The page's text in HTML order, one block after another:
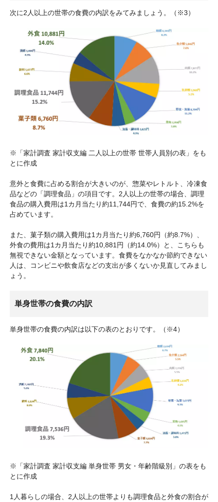
次に2人以上の世帯の食費の内訳をみてみましょう。（※3）
※「家計調査 家計収支編 二人以上の世帯 世帯人員別の表」をも
とに作成
意外と食費に占める割合が大きいのが、惣菜やレトルト、冷凍食
品などの「調理食品」の項目です。2人以上の世帯の場合、調理
食品の購入費用は1カ月当たり約11,744円で、食費の約15.2%を
占めています。
また、菓子類の購入費用は1カ月当たり約6,760円（約8.7%）、
外食の費用は1カ月当たり約10,881円（約14.0%）と、こちらも
無視できない金額となっています。食費をなかなか節約できない
人は、コンビニや飲食店などの支出が多くないか見直してみまし
ょう。
単身世帯の食費の内訳
単身世帯の食費の内訳は以下の表のとおりです。（※4）
※「家計調査 家計収支編 単身世帯 男女・年齢階級別」の表をも
とに作成
1人暮らしの場合、2人以上の世帯よりも調理食品と外食の割合が